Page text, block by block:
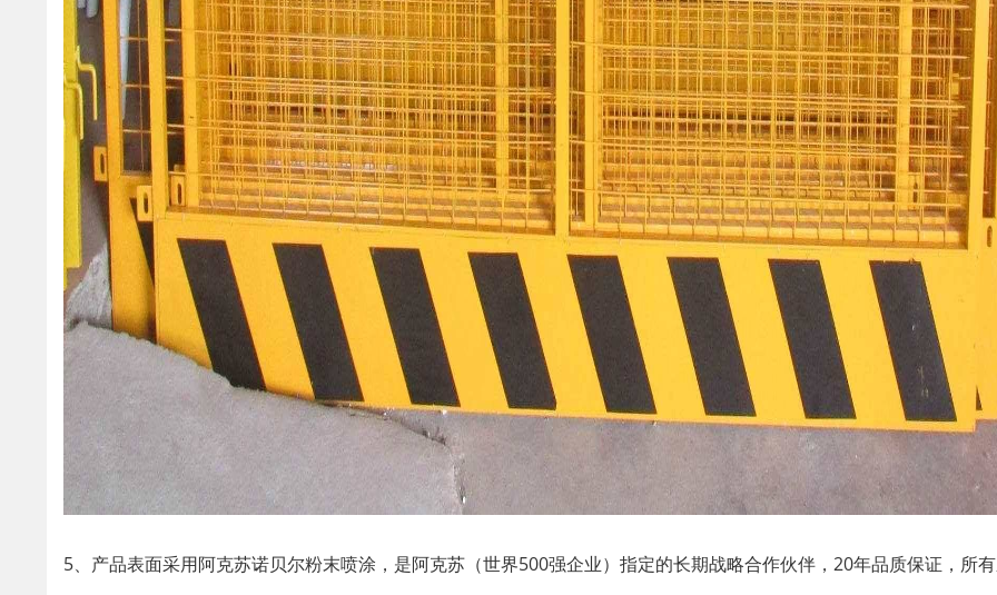
5、产品表面采用阿克苏诺贝尔粉末喷涂，是阿克苏（世界500强企业）指定的长期战略合作伙伴，20年品质保证，所